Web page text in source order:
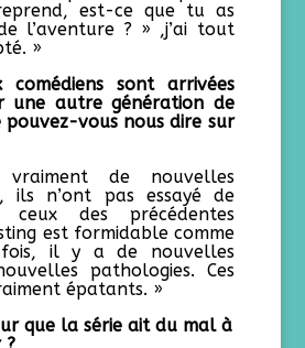
est-ce que tu as
l’aventure ? » ,j’ai tout
»
comédiens sont arrivées
une autre génération de
pouvez-vous nous dire sur
de nouvelles
ils n’ont pas essayé de
des précédentes
est formidable comme
il y a de nouvelles
pathologies. Ces
épatants. »
que la série ait du mal à